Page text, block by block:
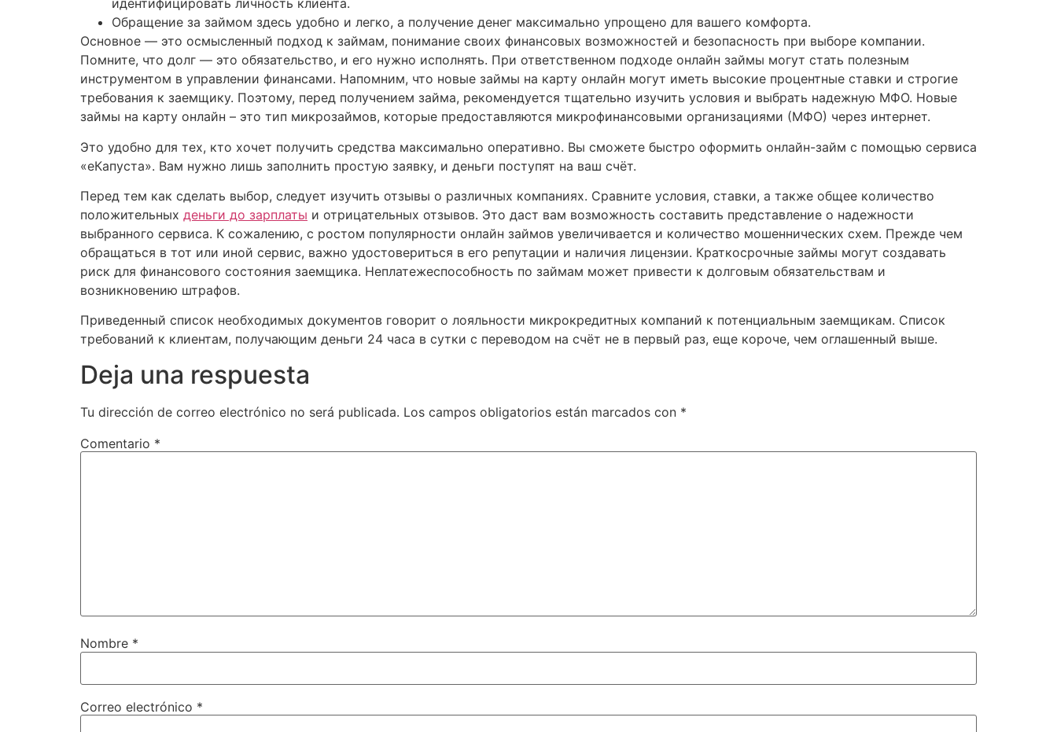
идентифицировать личность клиента.
Обращение за займом здесь удобно и легко, а получение денег максимально упрощено для вашего комфорта.
Основное — это осмысленный подход к займам, понимание своих финансовых возможностей и безопасность при выборе компании.
Помните, что долг — это обязательство, и его нужно исполнять. При ответственном подходе онлайн займы могут стать полезным
инструментом в управлении финансами. Напомним, что новые займы на карту онлайн могут иметь высокие процентные ставки и строгие
требования к заемщику. Поэтому, перед получением займа, рекомендуется тщательно изучить условия и выбрать надежную МФО. Новые
займы на карту онлайн – это тип микрозаймов, которые предоставляются микрофинансовыми организациями (МФО) через интернет.
Это удобно для тех, кто хочет получить средства максимально оперативно. Вы сможете быстро оформить онлайн-займ с помощью сервиса
«еКапуста». Вам нужно лишь заполнить простую заявку, и деньги поступят на ваш счёт.
Перед тем как сделать выбор, следует изучить отзывы о различных компаниях. Сравните условия, ставки, а также общее количество
положительных деньги до зарплаты и отрицательных отзывов. Это даст вам возможность составить представление о надежности
выбранного сервиса. К сожалению, с ростом популярности онлайн займов увеличивается и количество мошеннических схем. Прежде чем
обращаться в тот или иной сервис, важно удостовериться в его репутации и наличия лицензии. Краткосрочные займы могут создавать
риск для финансового состояния заемщика. Неплатежеспособность по займам может привести к долговым обязательствам и
возникновению штрафов.
Приведенный список необходимых документов говорит о лояльности микрокредитных компаний к потенциальным заемщикам. Список
требований к клиентам, получающим деньги 24 часа в сутки с переводом на счёт не в первый раз, еще короче, чем оглашенный выше.
Deja una respuesta
Tu dirección de correo electrónico no será publicada. Los campos obligatorios están marcados con *
Comentario *
Nombre *
Correo electrónico *